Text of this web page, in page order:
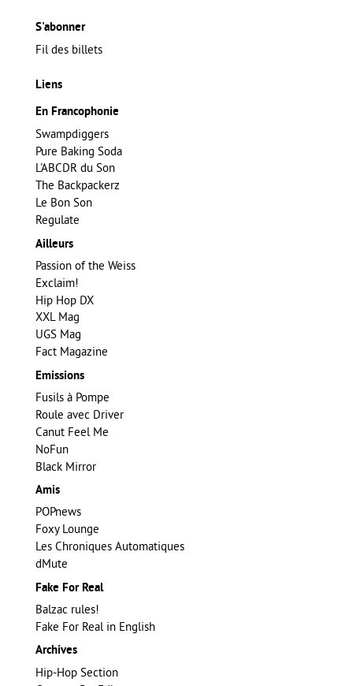
S'abonner
Fil des billets
Liens
En Francophonie
Swampdiggers
Pure Baking Soda
L'ABCDR du Son
The Backpackerz
Le Bon Son
Regulate
Ailleurs
Passion of the Weiss
Exclaim!
Hip Hop DX
XXL Mag
UGS Mag
Fact Magazine
Emissions
Fusils à Pompe
Roule avec Driver
Canut Feel Me
NoFun
Black Mirror
Amis
POPnews
Foxy Lounge
Les Chroniques Automatiques
dMute
Fake For Real
Balzac rules!
Fake For Real in English
Archives
Hip-Hop Section